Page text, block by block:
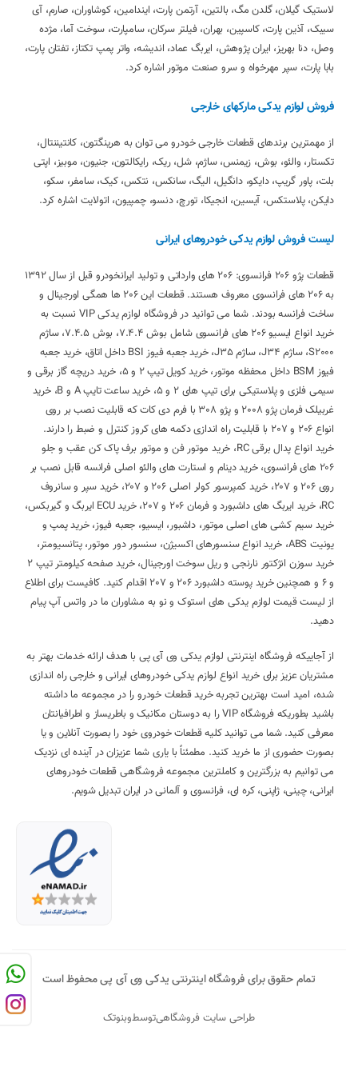
لاستیک گیلان، گلدن مگ، بالتین، آرتمن پارت، ایندامین، کوشاوران، صارم، آی
سیبک، آذین پارت، کاسپین، بهران، فیلتر سرکان، سامپارت، سوخت آما، مژده
وصل، دنا بهریز، ایران پژوهش، ایربگ عماد، اندیشه، واتر پمپ تکتاز، تفتان پارت،
بابا پارت، سپر مهرخواه و سرو صنعت موتور اشاره کرد.
فروش لوازم یدکی مارکهای خارجی
از مهمترین برندهای قطعات خارجی خودرو می توان به هرینگتون، کانتیننتال،
تکستار، والئو، بوش، زیمنس، ساژم، شل، ریک، رایکالتون، جنیون، موبیز، اپتی
بلت، پاور گریپ، دایکو، دانگیل، الیگ، سانکس، نتکس، کیک، سامفر، سکو،
دایکن، پلاستکس، آیسین، انجیکا، تورچ، دنسو، چمپیون، اتولایت اشاره کرد.
لیست فروش لوازم یدکی خودروهای ایرانی
قطعات پژو 206 فرانسوی: 206 های وارداتی و تولید ایرانخودرو قبل از سال 1392
به 206 های فرانسوی معروف هستند. قطعات این 206 ها همگی اورجینال و
ساخت فرانسه بودند. شما می توانید در فروشگاه لوازم یدکی VIP نسبت به
خرید انواع ایسیو 206 های فرانسوی شامل بوش 7.4.4، بوش 7.4.5، ساژم
S2000، ساژم J34، ساژم J35، خرید جعبه فیوز BSI داخل اتاق، خرید جعبه
فیوز BSM داخل محفظه موتور، خرید کویل تیپ 2 و 5، خرید دریچه گاز برقی و
سیمی فلزی و پلاستیکی برای تیپ های 2 و 5، خرید ساعت تایپ A و B، خرید
غربیلک فرمان پژو 2008 و پژو 308 با فرم دی کات که قابلیت نصب بر روی
انواع 206 و 207 با قابلیت راه اندازی دکمه های کروز کنترل و ضبط را دارند.
خرید انواع پدال برقی RC، خرید موتور فن و موتور برف پاک کن عقب و جلو
206 های فرانسوی، خرید دینام و استارت های والئو اصلی فرانسه قابل نصب بر
روی 206 و 207، خرید کمپرسور کولر اصلی 206 و 207، خرید سپر و سانروف
RC، خرید ایربگ های داشبورد و فرمان 206 و 207، خرید ECU ایربگ و گیربکس،
خرید سیم کشی های اصلی موتور، داشبور، ایسیو، جعبه فیوز، خرید پمپ و
یونیت ABS، خرید انواع سنسورهای اکسیژن، سنسور دور موتور، پتانسیومتر،
خرید سوزن انژکتور نارنجی و ریل سوخت اورجینال، خرید صفحه کیلومتر تیپ 2
و 6 و همچنین خرید پوسته داشبورد 206 و 207 اقدام کنید. کافیست برای اطلاع
از لیست قیمت لوازم یدکی های استوک و نو به مشاوران ما در واتس آپ پیام
دهید.
از آجاییکه فروشگاه اینترنتی لوازم یدکی وی آی پی با هدف ارائه خدمات بهتر به
مشتریان عزیز برای خرید انواع لوازم یدکی خودروهای ایرانی و خارجی راه اندازی
شده، امید است بهترین تجربه خرید قطعات خودرو را در مجموعه ما داشته
باشید بطوریکه فروشگاه VIP را به دوستان مکانیک و باطریساز و اطرافیانتان
معرفی کنید. شما می توانید کلیه قطعات خودروی خود را بصورت آنلاین و یا
بصورت حضوری از ما خرید کنید. مطمئناً با یاری شما عزیزان در آینده ای نزدیک
می توانیم به بزرگترین و کاملترین مجموعه فروشگاهی قطعات خودروهای
ایرانی، چینی، ژاپنی، کره ای، فرانسوی و آلمانی در ایران تبدیل شویم.
تمام حقوق برای فروشگاه اینترنتی یدکی وی آی پی محفوظ است
طراحی سایت فروشگاهیتوسطوبنوتک